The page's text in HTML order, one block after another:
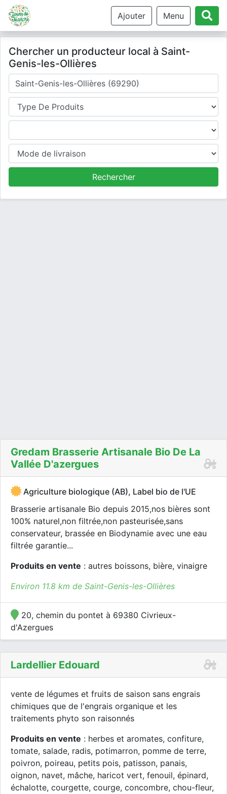
Ajouter Menu
Chercher un producteur local à Saint-
Genis-les-Ollières
Où cherchez-vous un producteur ?
Type de produits
Produits
Mode de livraison
Rechercher
Gredam Brasserie Artisanale Bio De La
Vallée D'azergues
Agriculture biologique (AB), Label bio de l'UE
Brasserie artisanale Bio depuis 2015,nos bières sont
100% naturel,non filtrée,non pasteurisée,sans
conservateur, brassée en Biodynamie avec une eau
filtrée garantie...
Produits en vente : autres boissons, bière, vinaigre
Environ 11.8 km de Saint-Genis-les-Ollières
20, chemin du pontet à 69380 Civrieux-
d'Azergues
Lardellier Edouard
vente de légumes et fruits de saison sans engrais
chimiques que de l'engrais organique et les
traitements phyto son raisonnés
Produits en vente : herbes et aromates, confiture,
tomate, salade, radis, potimarron, pomme de terre,
poivron, poireau, petits pois, patisson, panais,
oignon, navet, mâche, haricot vert, fenouil, épinard,
échalotte, courgette, courge, concombre, chou-fleur,